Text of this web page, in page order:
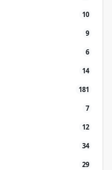
10
9
6
14
181
7
12
34
29